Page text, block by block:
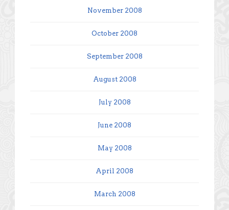
November 2008
October 2008
September 2008
August 2008
July 2008
June 2008
May 2008
April 2008
March 2008